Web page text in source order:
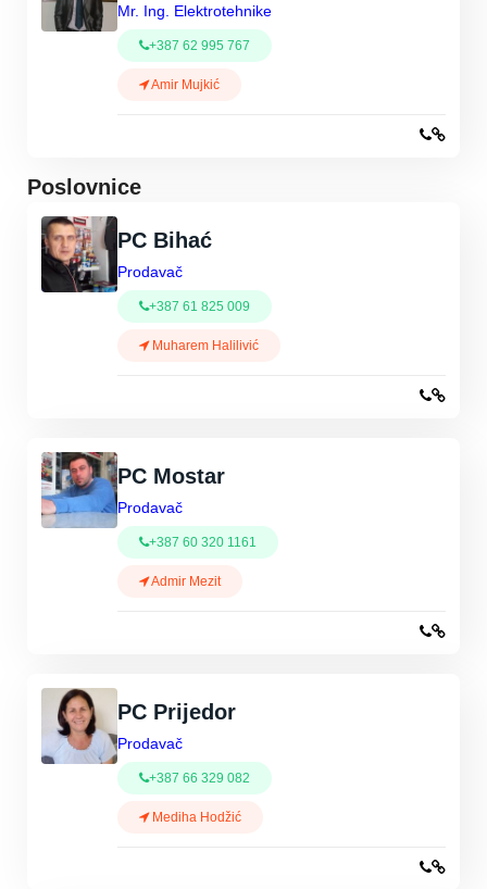
Mr. Ing. Elektrotehnike
+387 62 995 767
Amir Mujkić
Poslovnice
PC Bihać
Prodavač
+387 61 825 009
Muharem Halilivić
PC Mostar
Prodavač
+387 60 320 1161
Admir Mezit
PC Prijedor
Prodavač
+387 66 329 082
Mediha Hodžić